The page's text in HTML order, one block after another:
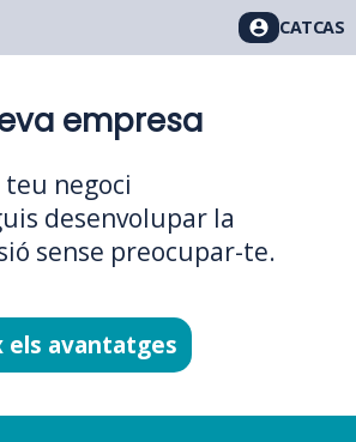
CATCAS
empresa
negoci
desenvolupar la
sense preocupar-te.
els avantatges